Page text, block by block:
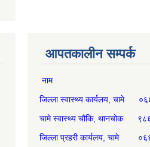
आपतकालीन सम्पर्क
नाम
जिल्ला स्वास्थ्य कार्यलय, चामे
चामे स्वास्थ्य चौकि, थानचोक
जिल्ला प्रहरी कार्यलय, चामे